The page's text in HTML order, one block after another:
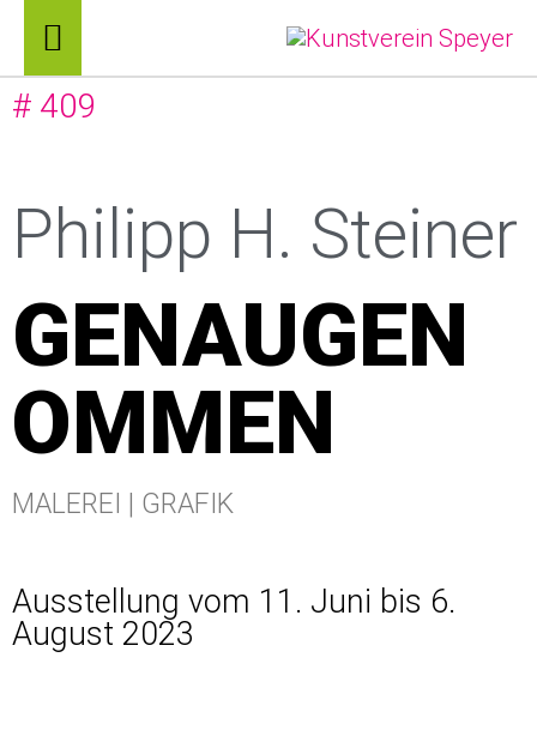
Zum
springen
Hauptmenü
# 409
Philipp H. Steiner
GENAUGEN
OMMEN
MALEREI | GRAFIK
Ausstellung vom 11. Juni bis 6.
August 2023